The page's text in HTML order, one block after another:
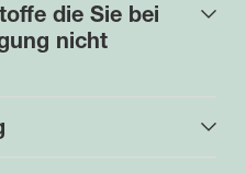
die Sie bei
nicht